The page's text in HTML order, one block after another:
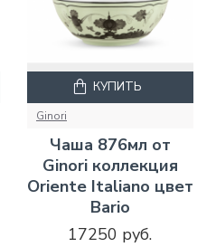
Ginori
Чаша 876мл от
Ginori коллекция
Oriente Italiano цвет
Bario
17250 руб.
КУПИТЬ